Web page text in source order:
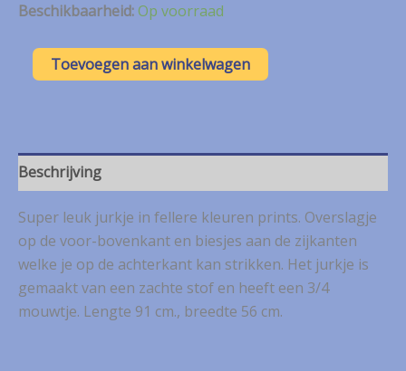
Beschikbaarheid:Op voorraad
Kapomoda
groen/oranje
Toevoegen aan winkelwagen
Beschrijving
Super leuk jurkje in fellere kleuren prints. Overslagje
op de voor-bovenkant en biesjes aan de zijkanten
welke je op de achterkant kan strikken. Het jurkje is
gemaakt van een zachte stof en heeft een 3/4
mouwtje. Lengte 91 cm., breedte 56 cm.